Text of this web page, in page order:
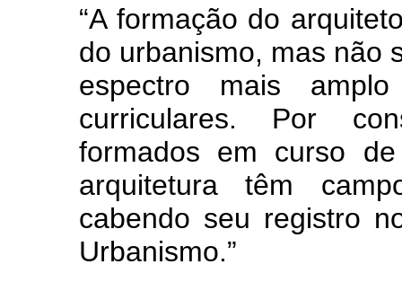
“A formação do
do urbanismo, mas não
espectro mais
curriculares. Por
formados em curso
arquitetura têm
cabendo seu registro
Urbanismo.”